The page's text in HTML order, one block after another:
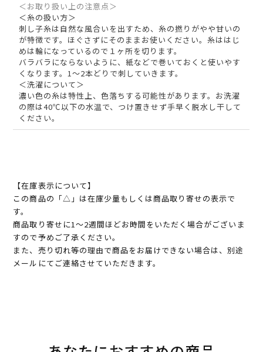
＜お取り扱い上の注意点＞
＜糸の扱い方＞
刺し子糸は自然な風合いを出すため、糸の撚りがやや甘いの
が特徴です。ほぐさずにそのままお使いください。糸ははじ
めは輪になっているので１ヶ所を切ります。
バラバラにならないように、紙などで巻いておくと使いやす
くなります。1～2本どりで刺していきます。
＜洗濯について＞
濃い色の糸は特性上、色落ちする可能性があります。お洗濯
の際は40℃以下の水温で、つけ置きせず手早く脱水し干して
ください。
【在庫表示について】
この商品の「△」は在庫少量もしくは商品取り寄せの表示で
す。
商品取り寄せに1～2週間ほどお時間をいただく場合がございま
すので予めご了承ください。
また、売り切れ等の理由で商品をお届けできない場合は、別途
メールにてご連絡させていただきます。